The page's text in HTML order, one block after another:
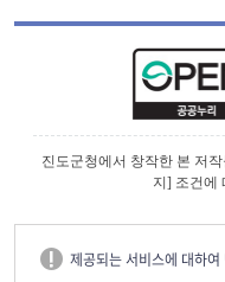
진도군청에서 창작한 본 저
지] 조건에
제공되는 서비스에 대하여